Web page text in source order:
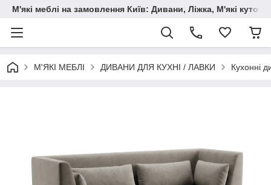
М'які меблі на замовлення Київ: Дивани, Ліжка, М'які
М'ЯКІ МЕБЛІ ДИВАНИ ДЛЯ КУХНІ / ЛАВКИ Кухонні